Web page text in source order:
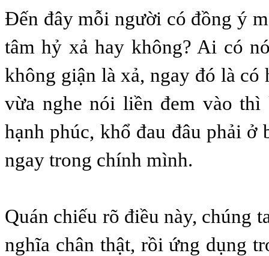
Đến đây mỗi người có đồng ý
tâm hỷ xả hay không? Ai có
không giận là xả, ngay đó là có
vừa nghe nói liền đem vào
hạnh phúc, khổ đau đâu phải ở
ngay trong chính mình.
Quán chiếu rõ điều này, chúng
nghĩa chân thật, rồi ứng dụng